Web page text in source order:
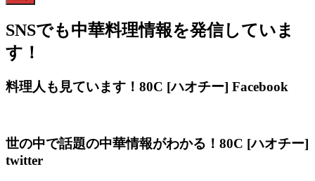
SNSでも中華料理情報を発信していま
す！
料理人も見ています！80C [ハオチー] Facebook
世の中で話題の中華情報がわかる！80C [ハオチー]
twitter